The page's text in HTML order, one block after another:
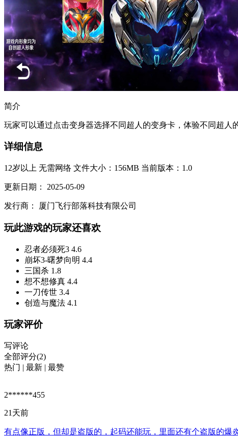
简介
玩家可以通过点击变身器选择不同超人的变身卡，体验不同超
详细信息
12岁以上 无需网络 文件大小：156MB 当前版本：1.0
更新日期： 2025-05-09
发行商： 厦门飞行部落科技有限公司
玩此游戏的玩家还喜欢
忍者必须死3 4.6
崩坏3-曙梦向明 4.4
三国杀 1.8
想不想修真 4.4
一刀传世 3.4
创造与魔法 4.1
玩家评价
写评论
全部评分(2)
热门 | 最新 | 最赞
2******455
21天前
有点像正版，但却是盗版的，起码还能玩，里面还有个盗版的